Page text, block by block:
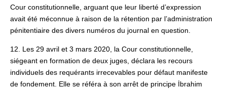
Cour constitutionnelle, arguant que leur liberté d’expression
avait été méconnue à raison de la rétention par l’administration
pénitentiaire des divers numéros du journal en question.
12. Les 29 avril et 3 mars 2020, la Cour constitutionnelle,
siégeant en formation de deux juges, déclara les recours
individuels des requérants irrecevables pour défaut manifeste
de fondement. Elle se référa à son arrêt de principe İbrahim